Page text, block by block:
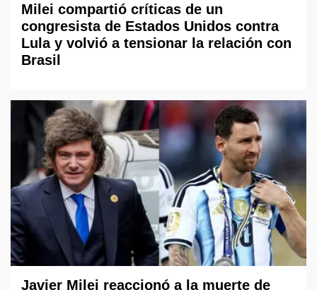
Milei compartió críticas de un
congresista de Estados Unidos contra
Lula y volvió a tensionar la relación con
Brasil
Javier Milei reaccionó a la muerte de